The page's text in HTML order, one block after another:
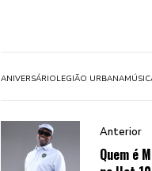
ANIVERSÁRIOLEGIÃO URBANA
Anterior
Quem é